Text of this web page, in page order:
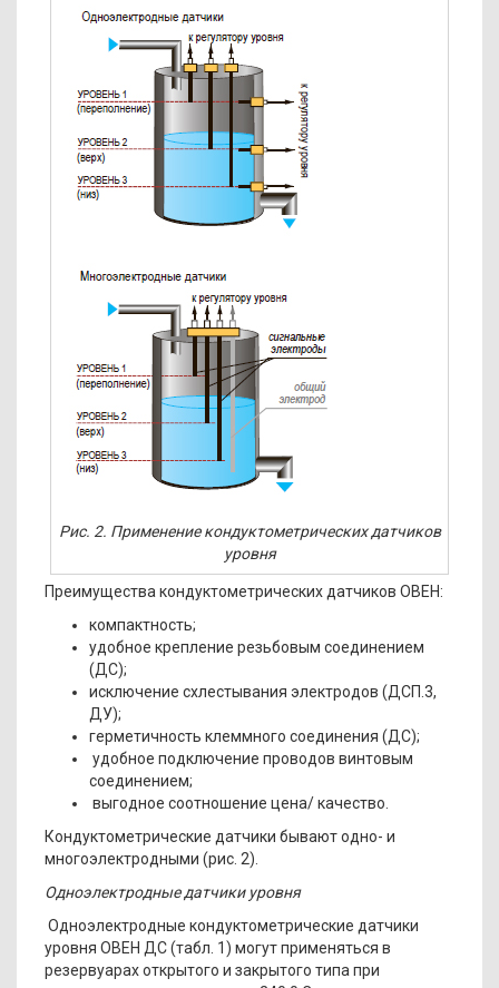
Рис. 2. Применение кондуктометрических датчиков
уровня
Преимущества кондуктометрических датчиков ОВЕН:
компактность;
удобное крепление резьбовым соединением
(ДС);
исключение схлестывания электродов (ДСП.3,
ДУ);
герметичность клеммного соединения (ДС);
удобное подключение проводов винтовым
соединением;
выгодное соотношение цена/ качество.
Кондуктометрические датчики бывают одно- и
многоэлектродными (рис. 2).
Одноэлектродные датчики уровня
Одноэлектродные кондуктометрические датчики
уровня ОВЕН ДС (табл. 1) могут применяться в
резервуарах открытого и закрытого типа при